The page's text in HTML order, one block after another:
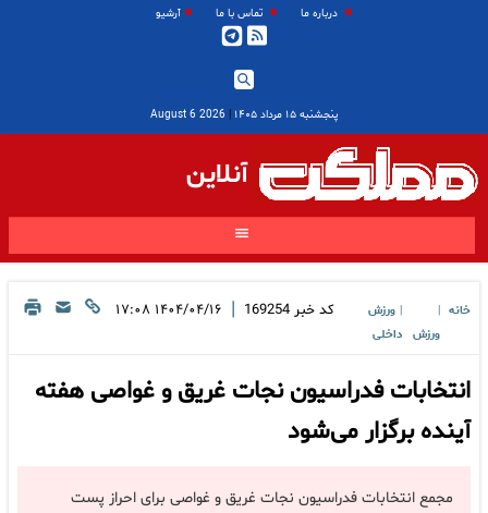
درباره ما تماس با ما آرشیو
پنجشنبه ۱۵ مرداد ۱۴۰۵ |
2026 August 6
آنلاین
خانه
ورزش
ورزش
داخلی
کد خبر 169254
| ۱۴۰۴/۰۴/۱۶ ۱۷:۰۸
انتخابات فدراسیون نجات غریق و غواصی هفته
آینده برگزار می‌شود
مجمع انتخابات فدراسیون نجات غریق و غواصی برای احراز پست